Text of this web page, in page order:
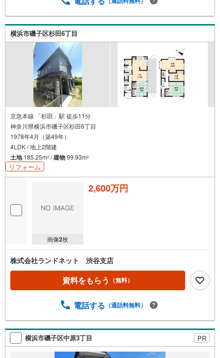
横浜市磯子区杉田6丁目
京急本線 「杉田」駅 徒歩11分
神奈川県横浜市磯子区杉田6丁目
1978年4月（築49年）
4LDK / 地上2階建
土地185.25m2 /建物99.93m2
リフォーム
画像2枚
2,600万円
株式会社ランドネット 渋谷支店
資料をもらう （無料）
電話する （通話料無料）
横浜市磯子区中原3丁目 PR